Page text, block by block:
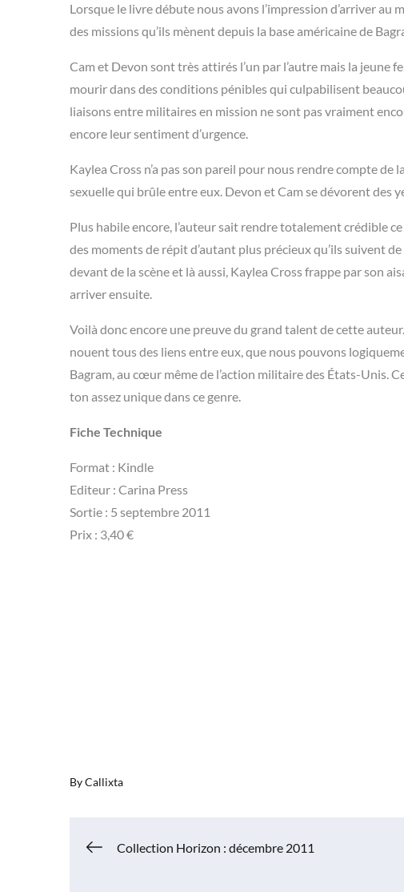
Lorsque le livre débute nous avons l’impression d’arriver
des missions qu’ils mènent depuis la base américaine de
Cam et Devon sont très attirés l’un par l’autre mais la jeune
mourir dans des conditions pénibles qui culpabilisent
liaisons entre militaires en mission ne sont pas vraiment
encore leur sentiment d’urgence.
Kaylea Cross n’a pas son pareil pour nous rendre compte
sexuelle qui brûle entre eux. Devon et Cam se dévorent des
Plus habile encore, l’auteur sait rendre totalement crédible
des moments de répit d’autant plus précieux qu’ils suivent
devant de la scène et là aussi, Kaylea Cross frappe par son
arriver ensuite.
Voilà donc encore une preuve du grand talent de cette
nouent tous des liens entre eux, que nous pouvons
Bagram, au cœur même de l’action militaire des États-Unis.
ton assez unique dans ce genre.
Fiche Technique
Format : Kindle
Editeur : Carina Press
Sortie : 5 septembre 2011
Prix : 3,40 €
ByCallixta
Navigation
Collection Horizon : décembre 2011